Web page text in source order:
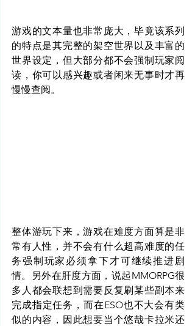
游戏的文本量也非常庞大，毕竟该系列
的特点是其完整的架空世界以及丰富的
世界设定，但大部分都不会强制玩家阅
读，你可以感兴趣或者闲来无事时才再
慢慢查阅。
整体游玩下来，游戏在难度方面算是非
常有人性，并不会有什么超高难度的任
务强制玩家必须拿下才可继续推进剧
情。另外在肝度方面，说起MMORPG很
多人都会联想到需要反复刷某些副本来
完成指定任务，而在ESO也不大会有类
似的内容，因此想要当个悠哉卡拉米还